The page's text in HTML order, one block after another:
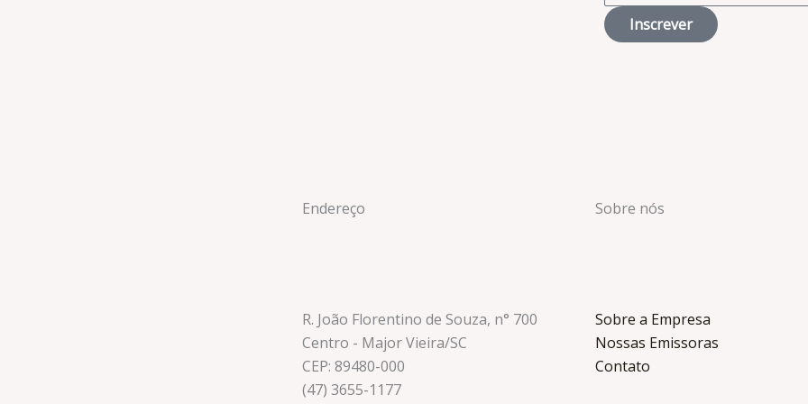
Inscrever
Endereço
R. João Florentino de Souza, n° 700
Centro - Major Vieira/SC
CEP: 89480-000
(47) 3655-1177
Sobre nós
Sobre a Empresa
Nossas Emissoras
Contato